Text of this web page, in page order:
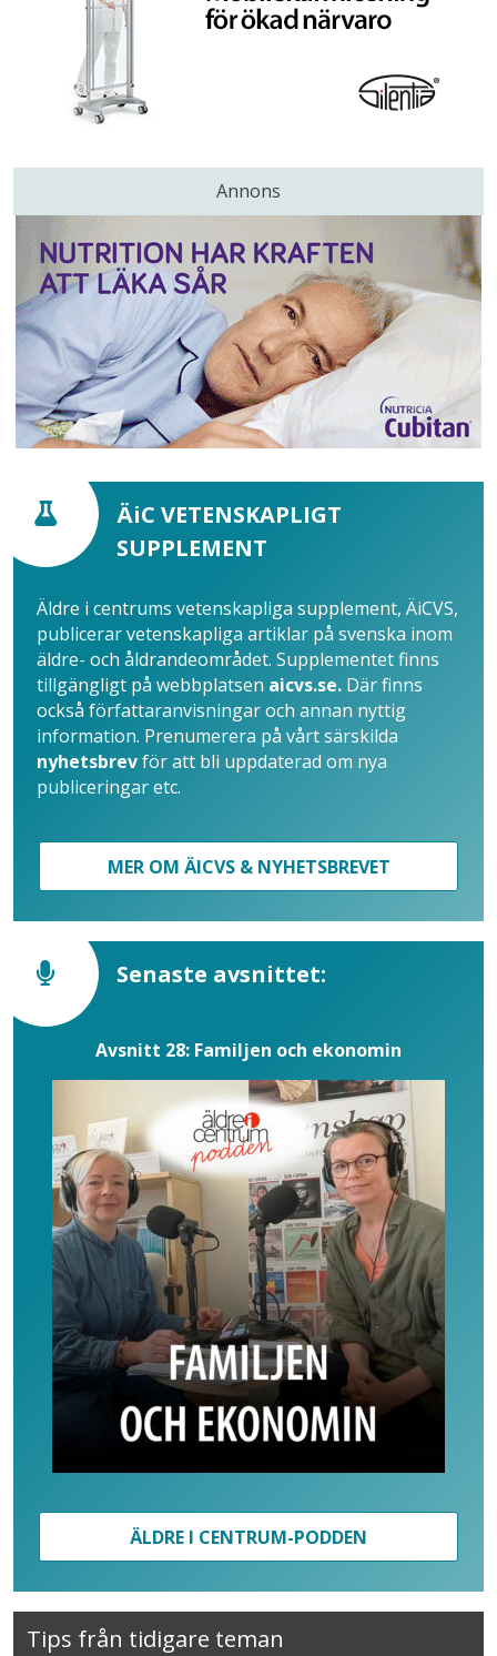
Annons
ÄiC VETENSKAPLIGT
SUPPLEMENT
Äldre i centrums vetenskapliga supplement, ÄiCVS,
publicerar vetenskapliga artiklar på svenska inom
äldre- och åldrandeområdet. Supplementet finns
tillgängligt på webbplatsen aicvs.se. Där finns
också författaranvisningar och annan nyttig
information. Prenumerera på vårt särskilda
nyhetsbrevför att bli uppdaterad om nya
publiceringar etc.
MER OM ÄICVS & NYHETSBREVET
Senaste avsnittet:
Avsnitt 28: Familjen och ekonomin
ÄLDRE I CENTRUM-PODDEN
Tips från tidigare teman